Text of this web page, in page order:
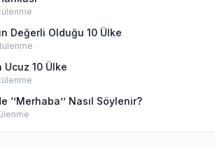
Değerli Olduğu 10 Ülke
Ucuz 10 Ülke
‘’Merhaba’’ Nasıl Söylenir?